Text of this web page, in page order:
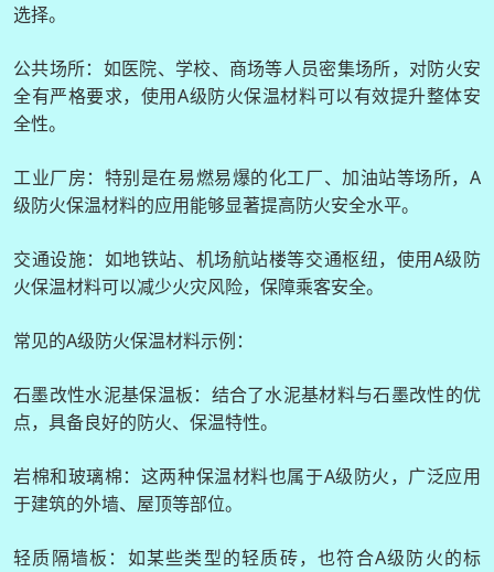
选择。
公共场所：如医院、学校、商场等人员密集场所，对防火安
全有严格要求，使用A级防火保温材料可以有效提升整体安
全性。
工业厂房：特别是在易燃易爆的化工厂、加油站等场所，A
级防火保温材料的应用能够显著提高防火安全水平。
交通设施：如地铁站、机场航站楼等交通枢纽，使用A级防
火保温材料可以减少火灾风险，保障乘客安全。
常见的A级防火保温材料示例：
石墨改性水泥基保温板：结合了水泥基材料与石墨改性的优
点，具备良好的防火、保温特性。
岩棉和玻璃棉：这两种保温材料也属于A级防火，广泛应用
于建筑的外墙、屋顶等部位。
轻质隔墙板：如某些类型的轻质砖，也符合A级防火的标